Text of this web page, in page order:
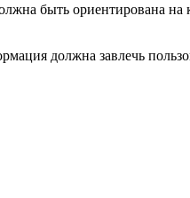
быть ориентирована на
должна завлечь